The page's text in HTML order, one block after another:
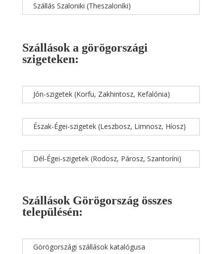
Szállás Szaloniki (Theszaloníki)
Szállások a görögországi
szigeteken:
Jón-szigetek (Korfu, Zakhintosz, Kefalónia)
Észak-Égei-szigetek (Leszbosz, Limnosz, Híosz)
Dél-Égei-szigetek (Rodosz, Párosz, Szantoríni)
Szállások Görögország összes
településén:
Görögországi szállások katalógusa